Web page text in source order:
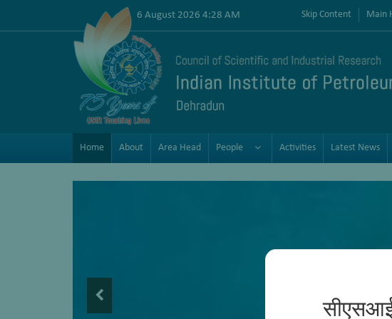
6 August 2026 4:28 AM Skip Content Main
Home About Area Head People Activities Latest News